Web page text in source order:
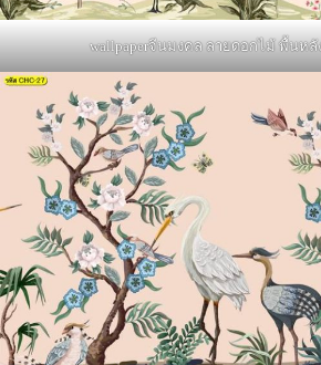
wallpaperจีนมงคล ลายดอกไม้ พื้นห